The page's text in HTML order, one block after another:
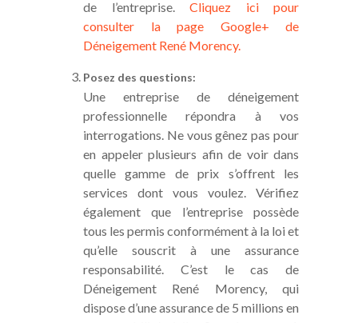
de l’entreprise. Cliquez ici pour
consulter la page Google+ de
Déneigement René Morency.
Posez des questions:
Une entreprise de déneigement
professionnelle répondra à vos
interrogations. Ne vous gênez pas pour
en appeler plusieurs afin de voir dans
quelle gamme de prix s’offrent les
services dont vous voulez. Vérifiez
également que l’entreprise possède
tous les permis conformément à la loi et
qu’elle souscrit à une assurance
responsabilité. C’est le cas de
Déneigement René Morency, qui
dispose d’une assurance de 5 millions en